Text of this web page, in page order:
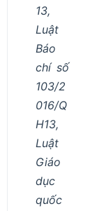
13,
Luật
Báo
chí số
103/2
016/Q
H13,
Luật
Giáo
dục
quốc